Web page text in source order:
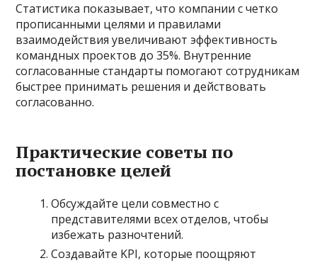
Статистика показывает, что компании с четко
прописанными целями и правилами
взаимодействия увеличивают эффективность
командных проектов до 35%. Внутренние
согласованные стандарты помогают сотрудникам
быстрее принимать решения и действовать
согласованно.
Практические советы по
постановке целей
Обсуждайте цели совместно с
представителями всех отделов, чтобы
избежать разночтений.
Создавайте KPI, которые поощряют